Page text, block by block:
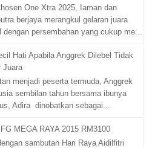
One Xtra 2025, Iaman dan
berjaya merangkul gelaran juara
dengan persembahan yang cukup me...
Hati Apabila Anggrek Dilebel Tidak
Juara
menjadi peserta termuda, Anggrek
sembilan tahun bersama ibunya
Adira dinobatkan sebagai...
MEGA RAYA 2015 RM3100
sambutan Hari Raya Aidilfitri